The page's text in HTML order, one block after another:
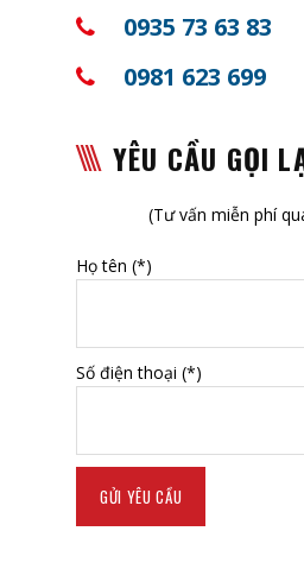
0935 73 63 83
0981 623 699
YÊU CẦU GỌI
(Tư vấn miễn phí
Họ tên (*)
Số điện thoại (*)